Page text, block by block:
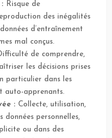
Risque de
des inégalités
d’entraînement
mal conçus.
de comprendre,
les décisions prises
particulier dans les
auto-apprenants.
: Collecte, utilisation,
personnelles,
ou dans des